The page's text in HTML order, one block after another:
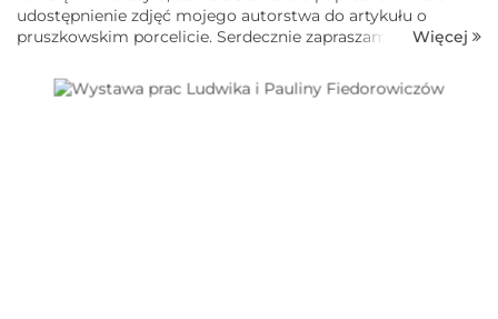
udostępnienie zdjęć mojego autorstwa do artykułu o
pruszkowskim porcelicie. Serdecznie zapraszam do
Stołowego Pruszków...
Więcej